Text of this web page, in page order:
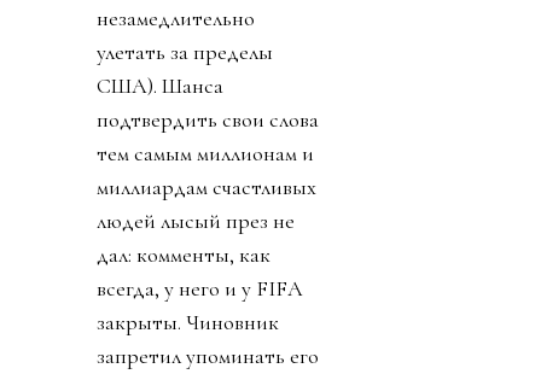
незамедлительно
улетать за пределы
США). Шанса
подтвердить свои слова
тем самым миллионам и
миллиардам счастливых
людей лысый през не
дал: комменты, как
всегда, у него и у FIFA
закрыты. Чиновник
запретил упоминать его